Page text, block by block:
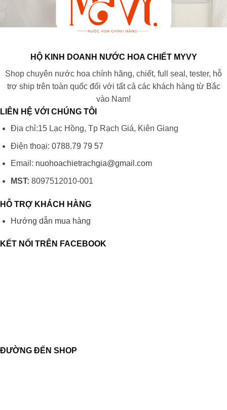
HỘ KINH DOANH NƯỚC HOA CHIẾT MYVY
Shop chuyên nước hoa chính hãng, chiết, full seal, tester, hỗ
trợ ship trên toàn quốc đối với tất cả các khách hàng từ Bắc
vào Nam!
LIÊN HỆ VỚI CHÚNG TÔI
Địa chỉ:15 Lạc Hồng, Tp Rạch Giá, Kiên Giang
Điện thoại: 0788.79 79 57
Email: nuohoachietrachgia@gmail.com
MST: 8097512010-001
HỖ TRỢ KHÁCH HÀNG
Hướng dẫn mua hàng
KẾT NỐI TRÊN FACEBOOK
ĐƯỜNG ĐẾN SHOP